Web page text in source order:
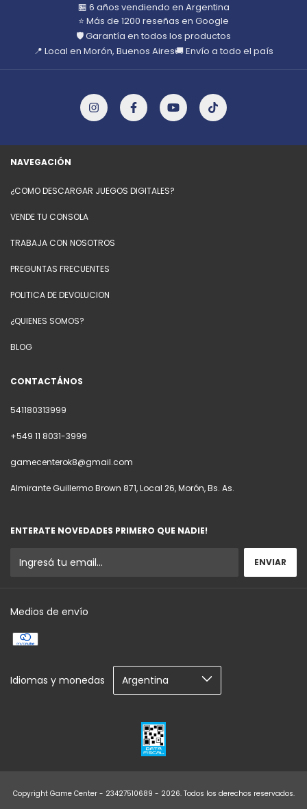
🏪 6 años vendiendo en Argentina
⭐ Más de 1200 reseñas en Google
🛡️ Garantía en todos los productos
📍 Local en Morón, Buenos Aires🚚 Envío a todo el país
NAVEGACIÓN
¿COMO DESCARGAR JUEGOS DIGITALES?
VENDE TU CONSOLA
TRABAJA CON NOSOTROS
PREGUNTAS FRECUENTES
POLITICA DE DEVOLUCION
¿QUIENES SOMOS?
BLOG
CONTACTÁNOS
541180313999
+549 11 8031-3999
gamecenterok8@gmail.com
Almirante Guillermo Brown 871, Local 26, Morón, Bs. As.
ENTERATE NOVEDADES PRIMERO QUE NADIE!
Medios de envío
Idiomas y monedas
Copyright Game Center - 23427510689 - 2026. Todos los derechos reservados.